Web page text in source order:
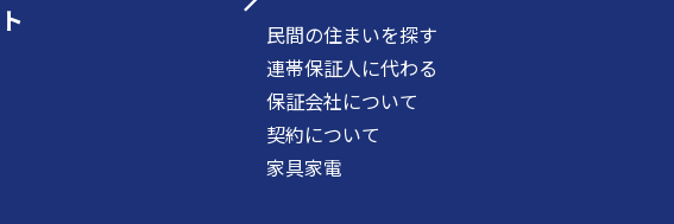
ト
民間の住まいを探す
連帯保証人に代わる
保証会社について
契約について
家具家電